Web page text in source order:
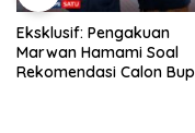
Api di Gunung Cabe
Berhasil
Imbau Warga